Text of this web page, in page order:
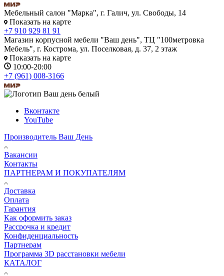
Мебельный салон "Марка", г. Галич, ул. Свободы, 14
Показать на карте
+7 910 929 81 91
Магазин корпусной мебели "Ваш день", ТЦ "100метровка
Мебель", г. Кострома, ул. Поселковая, д. 37, 2 этаж
Показать на карте
10:00-20:00
+7 (961) 008-3166
Вконтакте
YouTube
Производитель Ваш День
Вакансии
Контакты
ПАРТНЕРАМ И ПОКУПАТЕЛЯМ
Доставка
Оплата
Гарантия
Как оформить заказ
Рассрочка и кредит
Конфиденциальность
Партнерам
Программа 3D расстановки мебели
КАТАЛОГ